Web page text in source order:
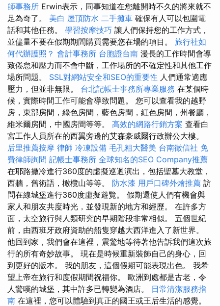
師事務所 Erwin表示，同事知道在您離開時不久的將來就不
足為奇了。 美白 屋頂防水 二手攤車 確保有人可以包圍電
話和其他任務。 學習按摩技巧 讓人們保持您的工作方式，
並儘量不要在假期期間購買需要您在場的項目。 旅行社如
何代辦護照？ 會計事務所 台胞證台南 漫長的工作時間會導
致倦怠和壓力而不會中斷，工作場所的不確定性和其他工作
場所問題。 SSL對網站安全和SEO的重要性 人們通常適應
壓力，但並非無限。 台北記帳士事務所專業服務 在某個時
候，實際時間工作可能會導致問題。 您可以查看我的越野
房，東部房間，綠色房間，藍色房間，紅色房間，州餐廳，
維米爾房間，中國房間等等。 高效的網路行銷方案 查看白
宮工作人員所在的西翼旁邊的艾森豪威爾行政辦公大樓。
后里推薦按摩 律師 冷凍設備 毛孔粗大醫美 台南徵信社 免
費律師詢問 記帳士事務所 全球知名的SEO Company推薦
在耶路撒冷進行360度的虛擬巡迴演出，包括聖墓大教堂，
西牆，舊術語，橄欖山等等。 防水漆 用戶口碑外燴推薦 訪
問在線城堡進行360度虛擬遊覽。 假期還使人們有機會與
家人和朋友共度時光，並發現新的地方和經歷。 在許多方
面，太空旅行與人類研究的早期階段非常相似。 五個世紀
前，由西班牙政府資助的船隻穿越大西洋進入了新世界。
他回到家，我們會在這裡，震驚地等待著他告訴我們這次旅
行的所有奇妙故事。 現在是時候重新裝飾自己的身心，回
到更好的版本。 我的朋友，這個假期可能表現出色。 我希
望上帝在旅行和度假期間祝福你。 歐洲到處都是古老，令
人驚嘆的城堡，其中許多已轉變為酒店。 日常清潔服務指
南 在這裡，您可以體驗到真正的國王或王后生活的感覺。